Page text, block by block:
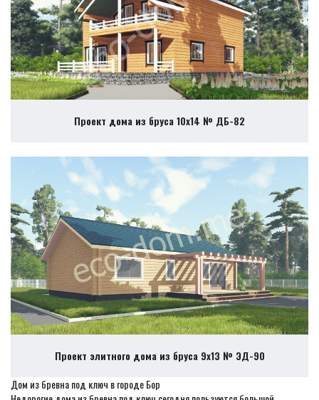
Проект дома из бруса 10х14 № ДБ-82
Проект элитного дома из бруса 9х13 № ЭД-90
Дом из бревна под ключ в городе Бор